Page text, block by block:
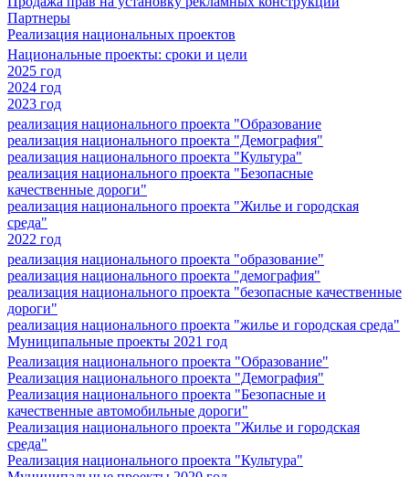
Партнеры
Реализация национальных проектов
Национальные проекты: сроки и цели
2025 год
2024 год
2023 год
реализация национального проекта "Образование
реализация национального проекта "Демография"
реализация национального проекта "Культура"
реализация национального проекта "Безопасные
качественные дороги"
реализация национального проекта "Жилье и городская
среда"
2022 год
реализация национального проекта "образование"
реализация национального проекта "демография"
реализация национального проекта "безопасные качественные
дороги"
реализация национального проекта "жилье и городская среда"
Муниципальные проекты 2021 год
Реализация национального проекта "Образование"
Реализация национального проекта "Демография"
Реализация национального проекта "Безопасные и
качественные автомобильные дороги"
Реализация национального проекта "Жилье и городская
среда"
Реализация национального проекта "Культура"